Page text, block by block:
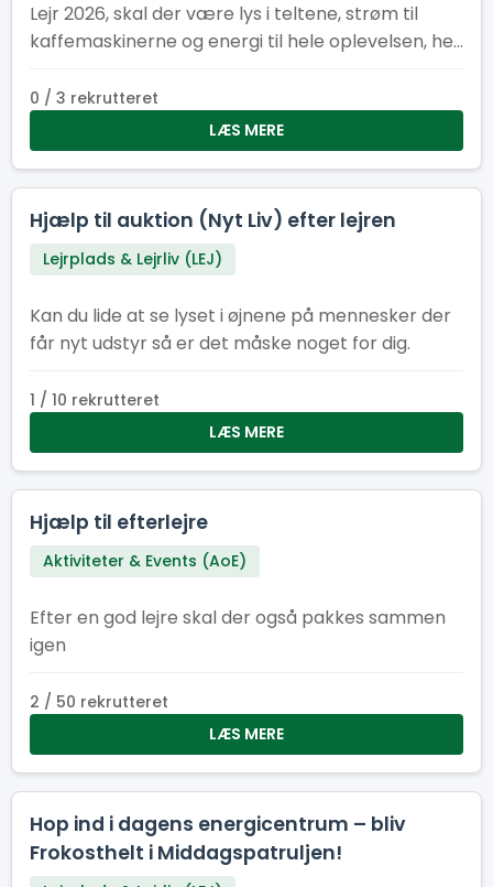
Lejr 2026, skal der være lys i teltene, strøm til
kaffemaskinerne og energi til hele oplevelsen, her
0 / 3 rekrutteret
LÆS MERE
Hjælp til auktion (Nyt Liv) efter lejren
Lejrplads & Lejrliv (LEJ)
Kan du lide at se lyset i øjnene på mennesker der
får nyt udstyr så er det måske noget for dig.
1 / 10 rekrutteret
LÆS MERE
Hjælp til efterlejre
Aktiviteter & Events (AoE)
Efter en god lejre skal der også pakkes sammen
igen
2 / 50 rekrutteret
LÆS MERE
Hop ind i dagens energicentrum – bliv
Frokosthelt i Middagspatruljen!